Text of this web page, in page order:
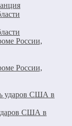
России,
России,
США в